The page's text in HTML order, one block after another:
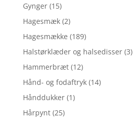
Gynger (15)
Hagesmæk (2)
Hagesmække (189)
Halstørklæder og halsedisser (3)
Hammerbræt (12)
Hånd- og fodaftryk (14)
Hånddukker (1)
Hårpynt (25)